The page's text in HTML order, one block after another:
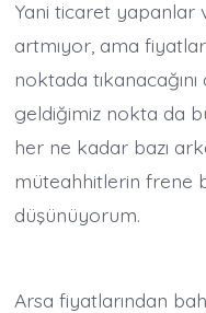
Yani ticaret yapanlar
artmıyor, ama
noktada
geldiğimiz nokta da
her ne kadar bazı
müteahhitlerin frene
düşünüyorum.
Arsa fiyatlarından